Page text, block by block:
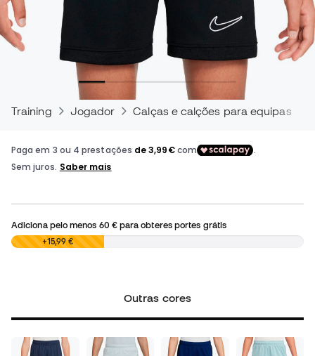
Training Jogador Calças e calções para equipas de
Adiciona pelo menos 60 €para obteres portes grátis
0,00 € +15,99 €
Outras cores